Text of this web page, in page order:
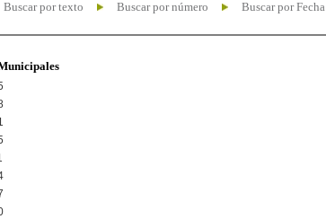
Buscar por texto Buscar por número Buscar por Fecha